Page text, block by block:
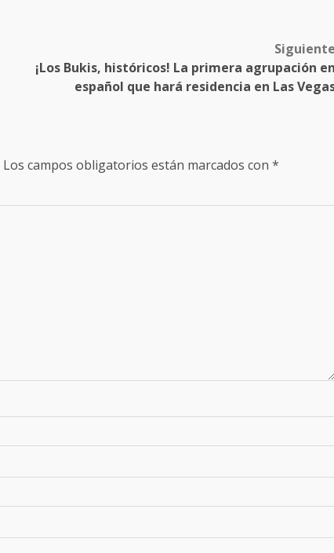
Siguiente
¡Los Bukis, históricos! La primera agrupación en
español que hará residencia en Las
Los campos obligatorios están marcados con *